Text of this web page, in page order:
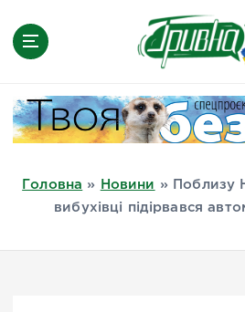
Миколаїв,
Головна » Новини »
Поблизу
вибухівці підірвався